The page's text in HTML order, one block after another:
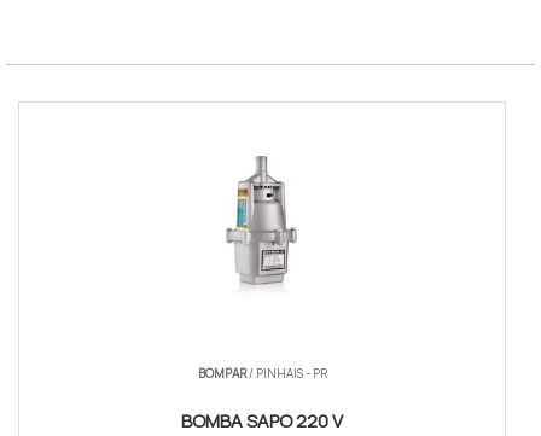
BOMPAR/ PINHAIS - PR
BOMBA SAPO 220 V